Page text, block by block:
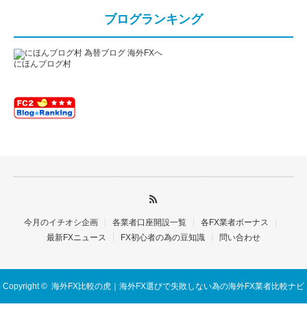
ブログランキング
にほんブログ村
今月のイチオシ企画 各業者口座開設一覧
各FX業者ボーナス
最新FXニュース
FX初心者の為の豆知識 問い合わせ
Copyright © 海外FX比較の虎｜海外FX選びで失敗しない為の海外FX業者比較ナビ